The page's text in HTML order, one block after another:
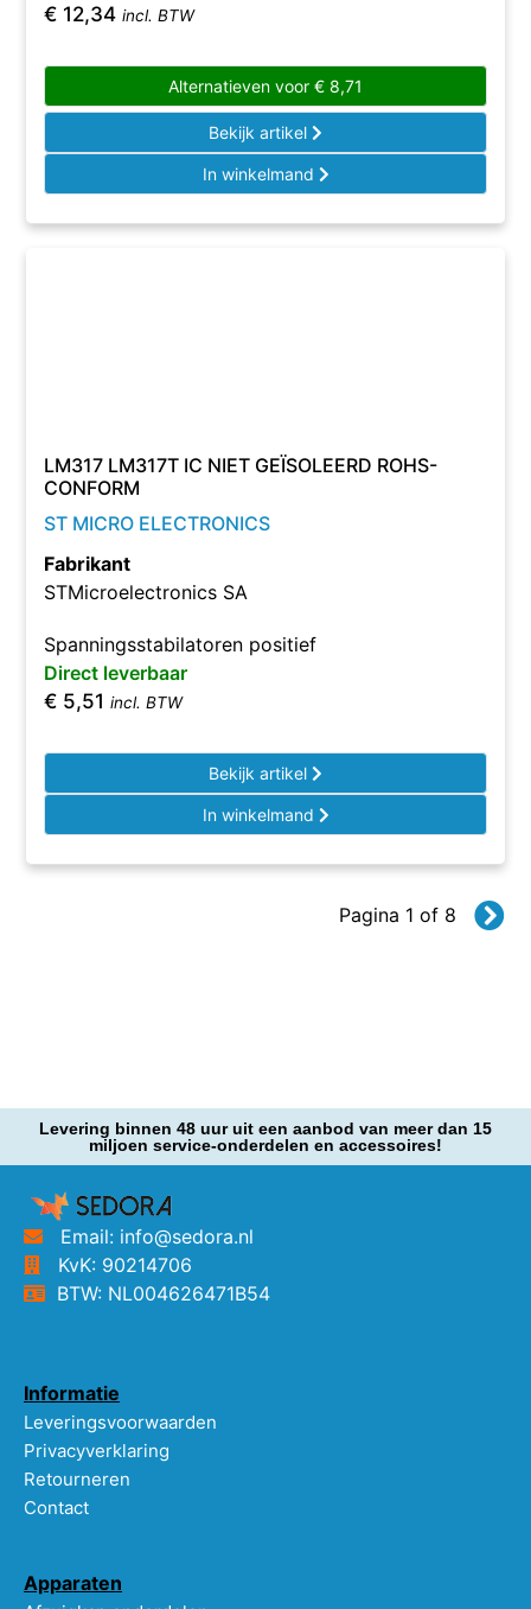
€ 12,34 incl. BTW
Alternatieven voor € 8,71
Bekijk artikel
In winkelmand
LM317 LM317T IC NIET GEÏSOLEERD ROHS-
CONFORM
ST MICRO ELECTRONICS
Fabrikant
STMicroelectronics SA
Spanningsstabilatoren positief
Direct leverbaar
€ 5,51 incl. BTW
Bekijk artikel
In winkelmand
Pagina 1 of 8
Levering binnen 48 uur uit een aanbod van meer dan 15
miljoen service-onderdelen en accessoires!
Email: info@sedora.nl
KvK: 90214706
BTW: NL004626471B54
Informatie
Leveringsvoorwaarden
Privacyverklaring
Retourneren
Contact
Apparaten